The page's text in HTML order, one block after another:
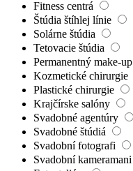
Fitness centrá
Štúdia štíhlej línie
Solárne štúdia
Tetovacie štúdia
Permanentný make-up
Kozmetické chirurgie
Plastické chirurgie
Krajčírske salóny
Svadobné agentúry
Svadobné štúdiá
Svadobní fotografi
Svadobní kameramani